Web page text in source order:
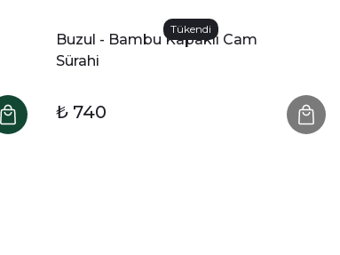
Tükendi
Buzul - Bambu Kapaklı Cam
Sürahi
₺ 740